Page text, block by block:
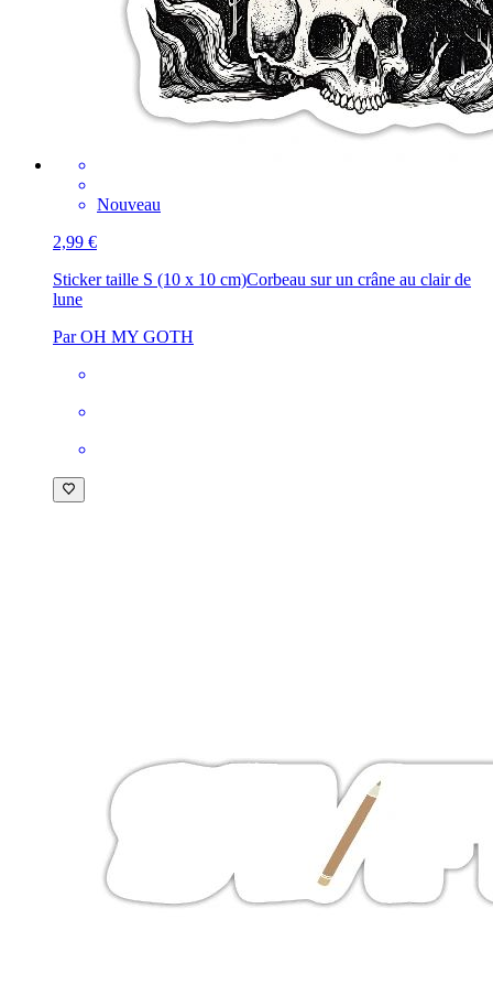
Nouveau
2,99 €
Sticker taille S (10 x 10 cm)Corbeau sur un crâne au clair de
lune
Par OH MY GOTH